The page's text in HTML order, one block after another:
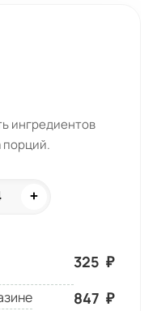
ингредиентов
порций.
+
325 ₽
847 ₽